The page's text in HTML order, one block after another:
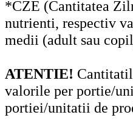
*CZE (Cantitatea
nutrienti, respectiv
medii (adult sau
ATENTIE!
valorile per portie/
portiei/unitatii de